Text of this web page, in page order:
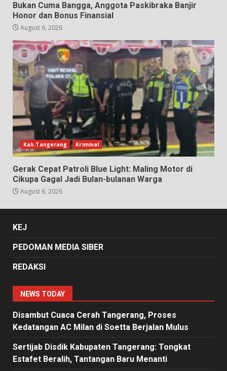
Bukan Cuma Bangga, Anggota Paskibraka Banjir
Honor dan Bonus Finansial
August 6, 2026
Kab.Tangerang Kriminal
Gerak Cepat Patroli Blue Light: Maling Motor di
Cikupa Gagal Jadi Bulan-bulanan Warga
August 6, 2026
KEJ
PEDOMAN MEDIA SIBER
REDAKSI
NEWS TODAY
Disambut Cuaca Cerah Tangerang, Proses
Kedatangan AC Milan di Soetta Berjalan Mulus
Sertijab Disdik Kabupaten Tangerang: Tongkat
Estafet Beralih, Tantangan Baru Menanti